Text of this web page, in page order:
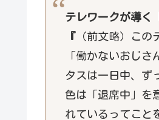
テレワークが導く
『 （前文略）こ
「働かないおじ
タスは一日中、ず
色は「退席中」を
れているってこと